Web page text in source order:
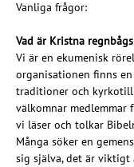
Vanliga frågor:
Vad är Kristna
Vi är en ekumenisk
organisationen finns
traditioner och
välkomnar medlemmar
vi läser och tolkar
Många söker en
sig själva, det är